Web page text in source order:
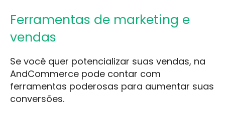
Ferramentas de marketing e
vendas
Se você quer potencializar suas vendas, na
AndCommerce pode contar com
ferramentas poderosas para aumentar suas
conversões.